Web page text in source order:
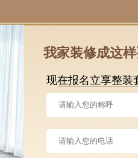
我家装修成这
现在报名立享整装